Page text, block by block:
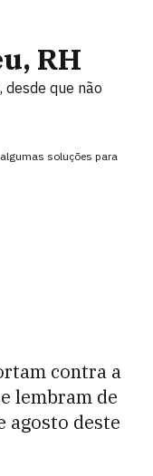
RH
que não
soluções para
contra a
lembram de
agosto deste